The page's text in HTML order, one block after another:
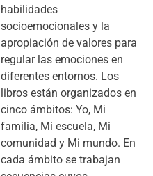
habilidades
socioemocionales y la
apropiación de valores para
regular las emociones en
diferentes entornos. Los
libros están organizados en
cinco ámbitos: Yo, Mi
familia, Mi escuela, Mi
comunidad y Mi mundo. En
cada ámbito se trabajan